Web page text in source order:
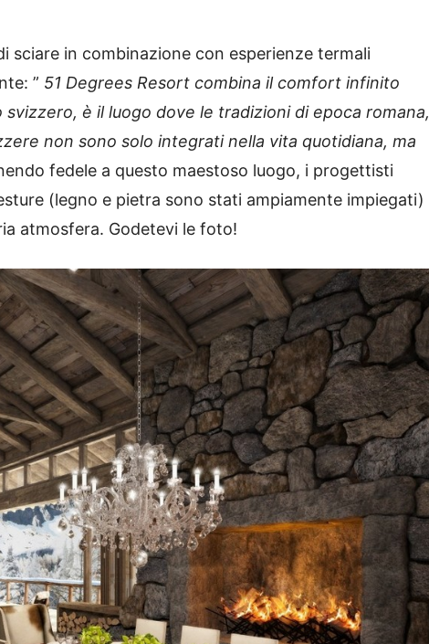
sciare in combinazione con esperienze termali
” 51 Degrees Resort combina il comfort infinito
è il luogo dove le tradizioni di epoca romana,
non sono solo integrati nella vita quotidiana, ma
fedele a questo maestoso luogo, i progettisti
(legno e pietra sono stati ampiamente impiegati)
atmosfera. Godetevi le foto!